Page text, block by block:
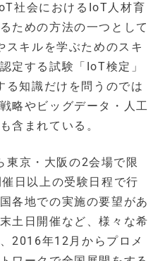
社会におけるIoT人材育
ための方法の一つとして
キルを学ぶためのスキ
定する試験「IoT検定」
る知識だけを問うのでは
略やビッグデータ・人工
含まれている。
東京・大阪の2会場で限
日以上の受験日程で行
各地での実施の要望があ
土日開催など、様々な希
2016年12月からプロメ